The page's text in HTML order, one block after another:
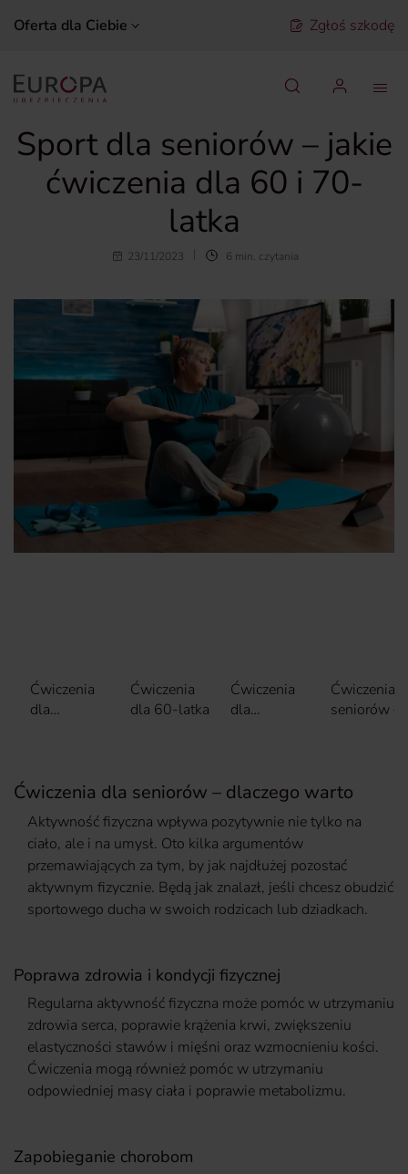
Oferta dla Ciebie Zgłoś szkodę
Sport dla seniorów – jakie
ćwiczenia dla 60 i 70-
latka
23/11/2023 6 min. czytania
Ćwiczenia
dla
Ćwiczenia
dla 60-latka
Ćwiczenia
dla
Ćwiczenia
seniorów –
Ćwiczenia dla seniorów – dlaczego warto
Aktywność fizyczna wpływa pozytywnie nie tylko na
ciało, ale i na umysł. Oto kilka argumentów
przemawiających za tym, by jak najdłużej pozostać
aktywnym fizycznie. Będą jak znalazł, jeśli chcesz obudzić
sportowego ducha w swoich rodzicach lub dziadkach.
Poprawa zdrowia i kondycji fizycznej
Regularna aktywność fizyczna może pomóc w utrzymaniu
zdrowia serca, poprawie krążenia krwi, zwiększeniu
elastyczności stawów i mięśni oraz wzmocnieniu kości.
Ćwiczenia mogą również pomóc w utrzymaniu
odpowiedniej masy ciała i poprawie metabolizmu.
Zapobieganie chorobom